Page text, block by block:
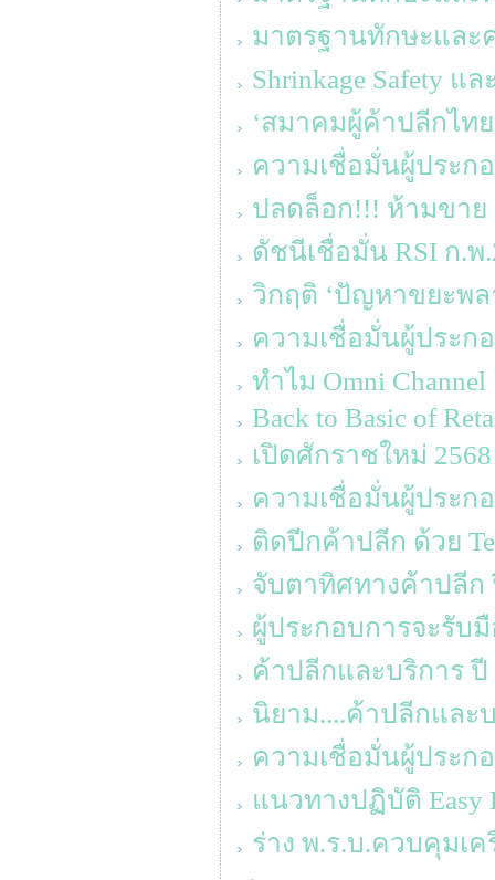
มาตรฐานทักษะและ
Shrinkage Safety แ
‘สมาคมผู้ค้าปลีกไท
ความเชื่อมั่นผู้ประก
ปลดล็อก!!! ห้ามขาย
ดัชนีเชื่อมั่น RSI ก.พ
วิกฤติ ‘ปัญหาขยะพล
ความเชื่อมั่นผู้ประก
ทำไม Omni
Back to Basic of
เปิดศักราชใหม่
ความเชื่อมั่นผู้ประก
ติดปีกค้าปลีก ด้วย
จับตาทิศทางค้าปลีก
ผู้ประกอบการจะรับ
ค้าปลีกและบริการ ปี
นิยาม....ค้าปลีกและ
ความเชื่อมั่นผู้ประก
แนวทางปฏิบัติ Easy
ร่าง พ.ร.บ.ควบคุมเ